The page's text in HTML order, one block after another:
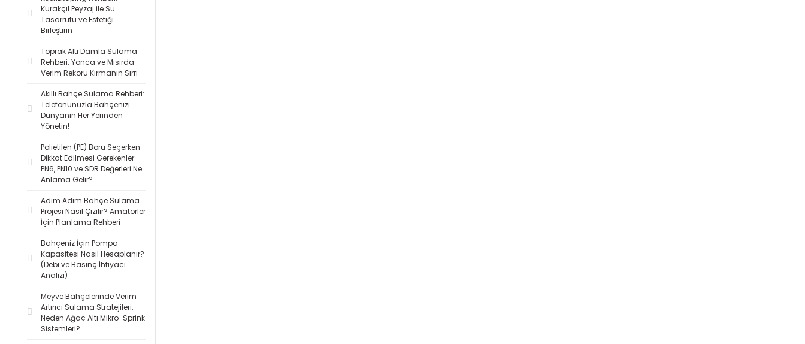
Kurakçıl Peyzaj ile Su
Tasarrufu ve Estetiği
Birleştirin
Toprak Altı Damla Sulama
Rehberi: Yonca ve Mısırda
Verim Rekoru Kırmanın Sırrı
Akıllı Bahçe Sulama Rehberi:
Telefonunuzla Bahçenizi
Dünyanın Her Yerinden
Yönetin!
Polietilen (PE) Boru Seçerken
Dikkat Edilmesi Gerekenler:
PN6, PN10 ve SDR Değerleri Ne
Anlama Gelir?
Adım Adım Bahçe Sulama
Projesi Nasıl Çizilir? Amatörler
İçin Planlama Rehberi
Bahçeniz İçin Pompa
Kapasitesi Nasıl Hesaplanır?
(Debi ve Basınç İhtiyacı
Analizi)
Meyve Bahçelerinde Verim
Artırıcı Sulama Stratejileri:
Neden Ağaç Altı Mikro-Sprink
Sistemleri?